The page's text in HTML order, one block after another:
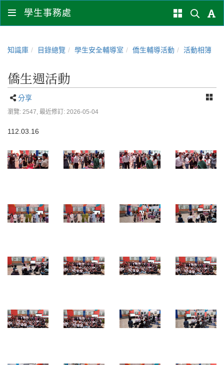
學生事務處
知識庫 目錄總覽 學生安全輔導室 僑生輔導活動 活動相簿
僑生週活動
分享
瀏覽: 2547, 最近修訂: 2026-05-04
112.03.16